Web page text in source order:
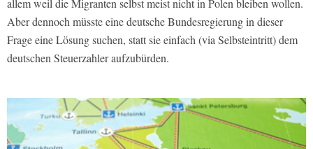
allem weil die Migranten selbst meist nicht in Polen bleiben wollen.
Aber dennoch müsste eine deutsche Bundesregierung in dieser
Frage eine Lösung suchen, statt sie einfach (via Selbsteintritt) dem
deutschen Steuerzahler aufzubürden.